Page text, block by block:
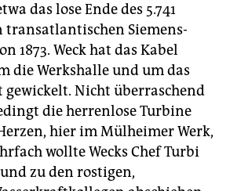
das lose Ende des 5.741
Siemens-
1873. Weck hat das Kabel
die Werkshalle und um das
gewickelt. Nicht überraschend
die herrenlose Turbine
hier im Mülheimer Werk,
wollte Wecks Chef Turbi
zu den rostigen,